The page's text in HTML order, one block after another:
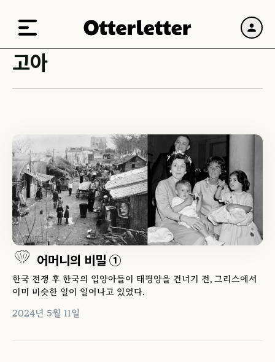
고아
어머니의 비밀 ①
한국 전쟁 후 한국의 입양아들이 태평양을 건너기 전, 그리스에서
이미 비슷한 일이 일어나고 있었다.
2024년 5월 11일